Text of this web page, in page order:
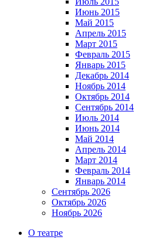
Июнь 2015
Май 2015
Апрель 2015
Март 2015
Февраль 2015
Январь 2015
Декабрь 2014
Ноябрь 2014
Октябрь 2014
Сентябрь 2014
Июль 2014
Июнь 2014
Май 2014
Апрель 2014
Март 2014
Февраль 2014
Январь 2014
Сентябрь 2026
Октябрь 2026
Ноябрь 2026
О театре